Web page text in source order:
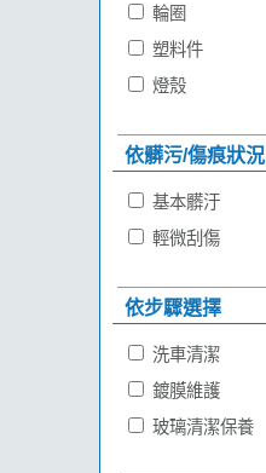
輪圈
塑料件
燈殼
依髒污/傷痕狀況
基本髒汙
輕微刮傷
依步驟選擇
洗車清潔
鍍膜維護
玻璃清潔保養